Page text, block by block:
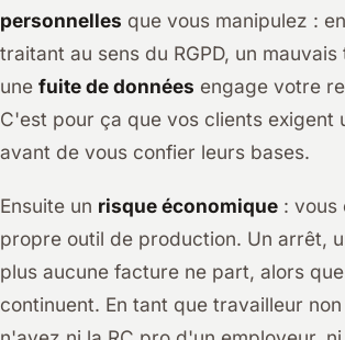
personnelles que vous manipulez :
traitant au sens du RGPD, un
une fuite de données engage votre
C'est pour ça que vos clients exigent
avant de vous confier leurs bases.
Ensuite un risque économique : vous
propre outil de production. Un arrêt,
plus aucune facture ne part, alors
continuent. En tant que travailleur